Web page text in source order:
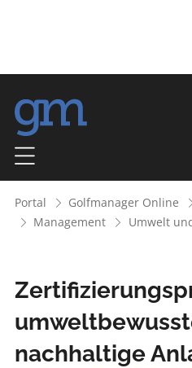
Portal Golfmanager Online
Management
Umwelt
nachhaltige